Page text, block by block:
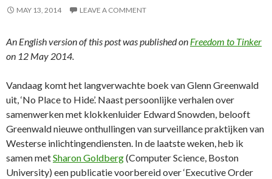
MAY 13, 2014 LEAVE A COMMENT
An English version of this post was published on Freedom to Tinker
on 12 May 2014.
Vandaag komt het langverwachte boek van Glenn Greenwald
uit, ‘No Place to Hide’. Naast persoonlijke verhalen over
samenwerken met klokkenluider Edward Snowden, belooft
Greenwald nieuwe onthullingen van surveillance praktijken van
Westerse inlichtingendiensten. In de laatste weken, heb ik
samen metSharon Goldberg(Computer Science, Boston
University) een publicatie voorbereid over ‘Executive Order